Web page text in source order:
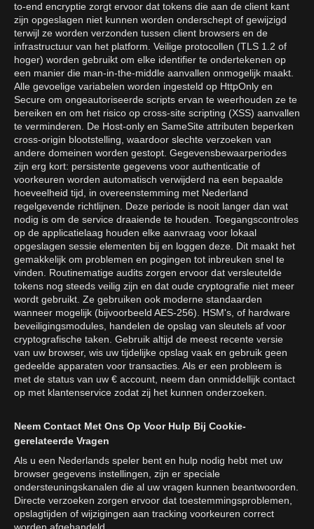
to-end encryptie zorgt ervoor dat tokens die aan de client kant
zijn opgeslagen niet kunnen worden onderschept of gewijzigd
terwijl ze worden verzonden tussen client browsers en de
infrastructuur van het platform. Veilige protocollen (TLS 1.2 of
hoger) worden gebruikt om elke identifier te ondertekenen op
een manier die man-in-the-middle aanvallen onmogelijk maakt.
Alle gevoelige variabelen worden ingesteld op HttpOnly en
Secure om ongeautoriseerde scripts ervan te weerhouden ze te
bereiken en om het risico op cross-site scripting (XSS) aanvallen
te verminderen. De Host-only en SameSite attributen beperken
cross-origin blootstelling, waardoor slechte verzoeken van
andere domeinen worden gestopt. Gegevensbewaarperiodes
zijn erg kort: persistente gegevens voor authenticatie of
voorkeuren worden automatisch verwijderd na een bepaalde
hoeveelheid tijd, in overeenstemming met Nederland
regelgevende richtlijnen. Deze periode is nooit langer dan wat
nodig is om de service draaiende te houden. Toegangscontroles
op de applicatielaag houden elke aanvraag voor lokaal
opgeslagen sessie elementen bij en loggen deze. Dit maakt het
gemakkelijk om problemen en pogingen tot inbreuken snel te
vinden. Routinematige audits zorgen ervoor dat versleutelde
tokens nog steeds veilig zijn en dat oude cryptografie niet meer
wordt gebruikt. Ze gebruiken ook moderne standaarden
wanneer mogelijk (bijvoorbeeld AES-256). HSM's, of hardware
beveiligingsmodules, handelen de opslag van sleutels af voor
cryptografische taken. Gebruik altijd de meest recente versie
van uw browser, wis uw tijdelijke opslag vaak en gebruik geen
gedeelde apparaten voor transacties. Als er een probleem is
met de status van uw € account, neem dan onmiddellijk contact
op met klantenservice zodat zij het kunnen onderzoeken.
Neem Contact Met Ons Op Voor Hulp Bij Cookie-
gerelateerde Vragen
Als u een Nederlands speler bent en hulp nodig hebt met uw
browser gegevens instellingen, zijn er speciale
ondersteuningskanalen die al uw vragen kunnen beantwoorden.
Directe verzoeken zorgen ervoor dat toestemmingsproblemen,
opslagtijden of wijzigingen aan tracking voorkeuren correct